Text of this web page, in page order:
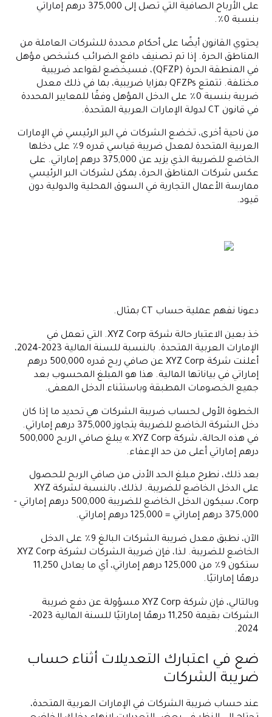
على الأرباح الصافية التي تصل إلى 375,000 درهم إماراتي
بنسبة 0٪.
يحتوي القانون أيضًا على أحكام محددة للشركات العاملة من
المناطق الحرة. إذا تم تصنيف دافع الضرائب كشخص مؤهل
في المنطقة الحرة (QFZP)، فسيخضع لقواعد ضريبية
مختلفة. تتمتع QFZPs بمزايا ضريبية، بما في ذلك معدل
ضريبة بنسبة 0٪ على الدخل المؤهل وفقًا للمعايير المحددة
في قانون CT لدولة الإمارات العربية المتحدة.
من ناحية أخرى، تخضع الشركات في البر الرئيسي في الإمارات
العربية المتحدة لمعدل ضريبة قياسي قدره 9٪ على دخلها
الخاضع للضريبة الذي يزيد عن 375,000 درهم إماراتي. على
عكس شركات المناطق الحرة، يمكن لشركات البر الرئيسي
ممارسة الأعمال التجارية في السوق المحلية والدولية دون
قيود.
دعونا نفهم عملية حساب CT بمثال.
خذ بعين الاعتبار حالة شركة XYZ Corp. التي تعمل في
الإمارات العربية المتحدة. بالنسبة للسنة المالية 2023-2024،
أعلنت شركة XYZ Corp عن صافي ربح قدره 500,000 درهم
إماراتي في بياناتها المالية. هذا هو المبلغ المحسوب بعد
جميع الخصومات المطبقة وباستثناء الدخل المعفى.
الخطوة الأولى لحساب ضريبة الشركات هي تحديد ما إذا كان
دخل الشركة الخاضع للضريبة يتجاوز 375,000 درهم إماراتي.
في هذه الحالة، شركة XYZ Corp.» يبلغ صافي الربح 500,000
درهم إماراتي أعلى من حد الإعفاء.
بعد ذلك، نطرح مبلغ الحد الأدنى من صافي الربح للحصول
على الدخل الخاضع للضريبة. لذلك، بالنسبة لشركة XYZ
Corp، سيكون الدخل الخاضع للضريبة 500,000 درهم إماراتي -
375,000 درهم إماراتي = 125,000 درهم إماراتي.
الآن، نطبق معدل ضريبة الشركات البالغ 9٪ على الدخل
الخاضع للضريبة. لذا، فإن ضريبة الشركات لشركة XYZ Corp
ستكون 9٪ من 125,000 درهم إماراتي، أي ما يعادل 11,250
درهمًا إماراتيًا.
وبالتالي، فإن شركة XYZ Corp مسؤولة عن دفع ضريبة
الشركات بقيمة 11,250 درهمًا إماراتيًا للسنة المالية 2023-
2024.
ضع في اعتبارك التعديلات أثناء حساب
ضريبة الشركات
عند حساب ضريبة الشركات في الإمارات العربية المتحدة،